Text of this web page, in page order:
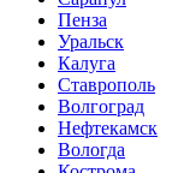
Пенза
Уральск
Калуга
Ставрополь
Волгоград
Нефтекамск
Вологда